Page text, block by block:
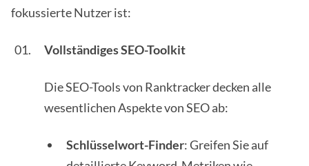
fokussierte Nutzer ist:
Vollständiges SEO-Toolkit
Die SEO-Tools von Ranktracker decken alle
wesentlichen Aspekte von SEO ab:
Schlüsselwort-Finder: Greifen Sie auf